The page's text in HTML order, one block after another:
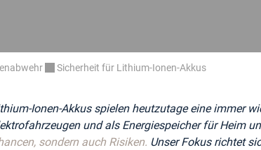
Sicherheit für Lithium-Ionen-Akkus
Ionen-Akkus spielen heutzutage eine immer
und als Energiespeicher für Heim
sondern auch Risiken. Unser Fokus richtet